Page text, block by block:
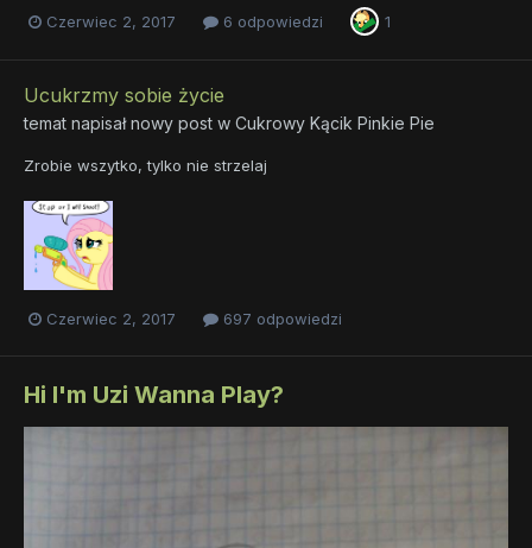
Czerwiec 2, 2017 6 odpowiedzi 1
Ucukrzmy sobie życie
temat napisał nowy post w Cukrowy Kącik Pinkie Pie
Zrobie wszytko, tylko nie strzelaj
Czerwiec 2, 2017 697 odpowiedzi
Hi I'm Uzi Wanna Play?